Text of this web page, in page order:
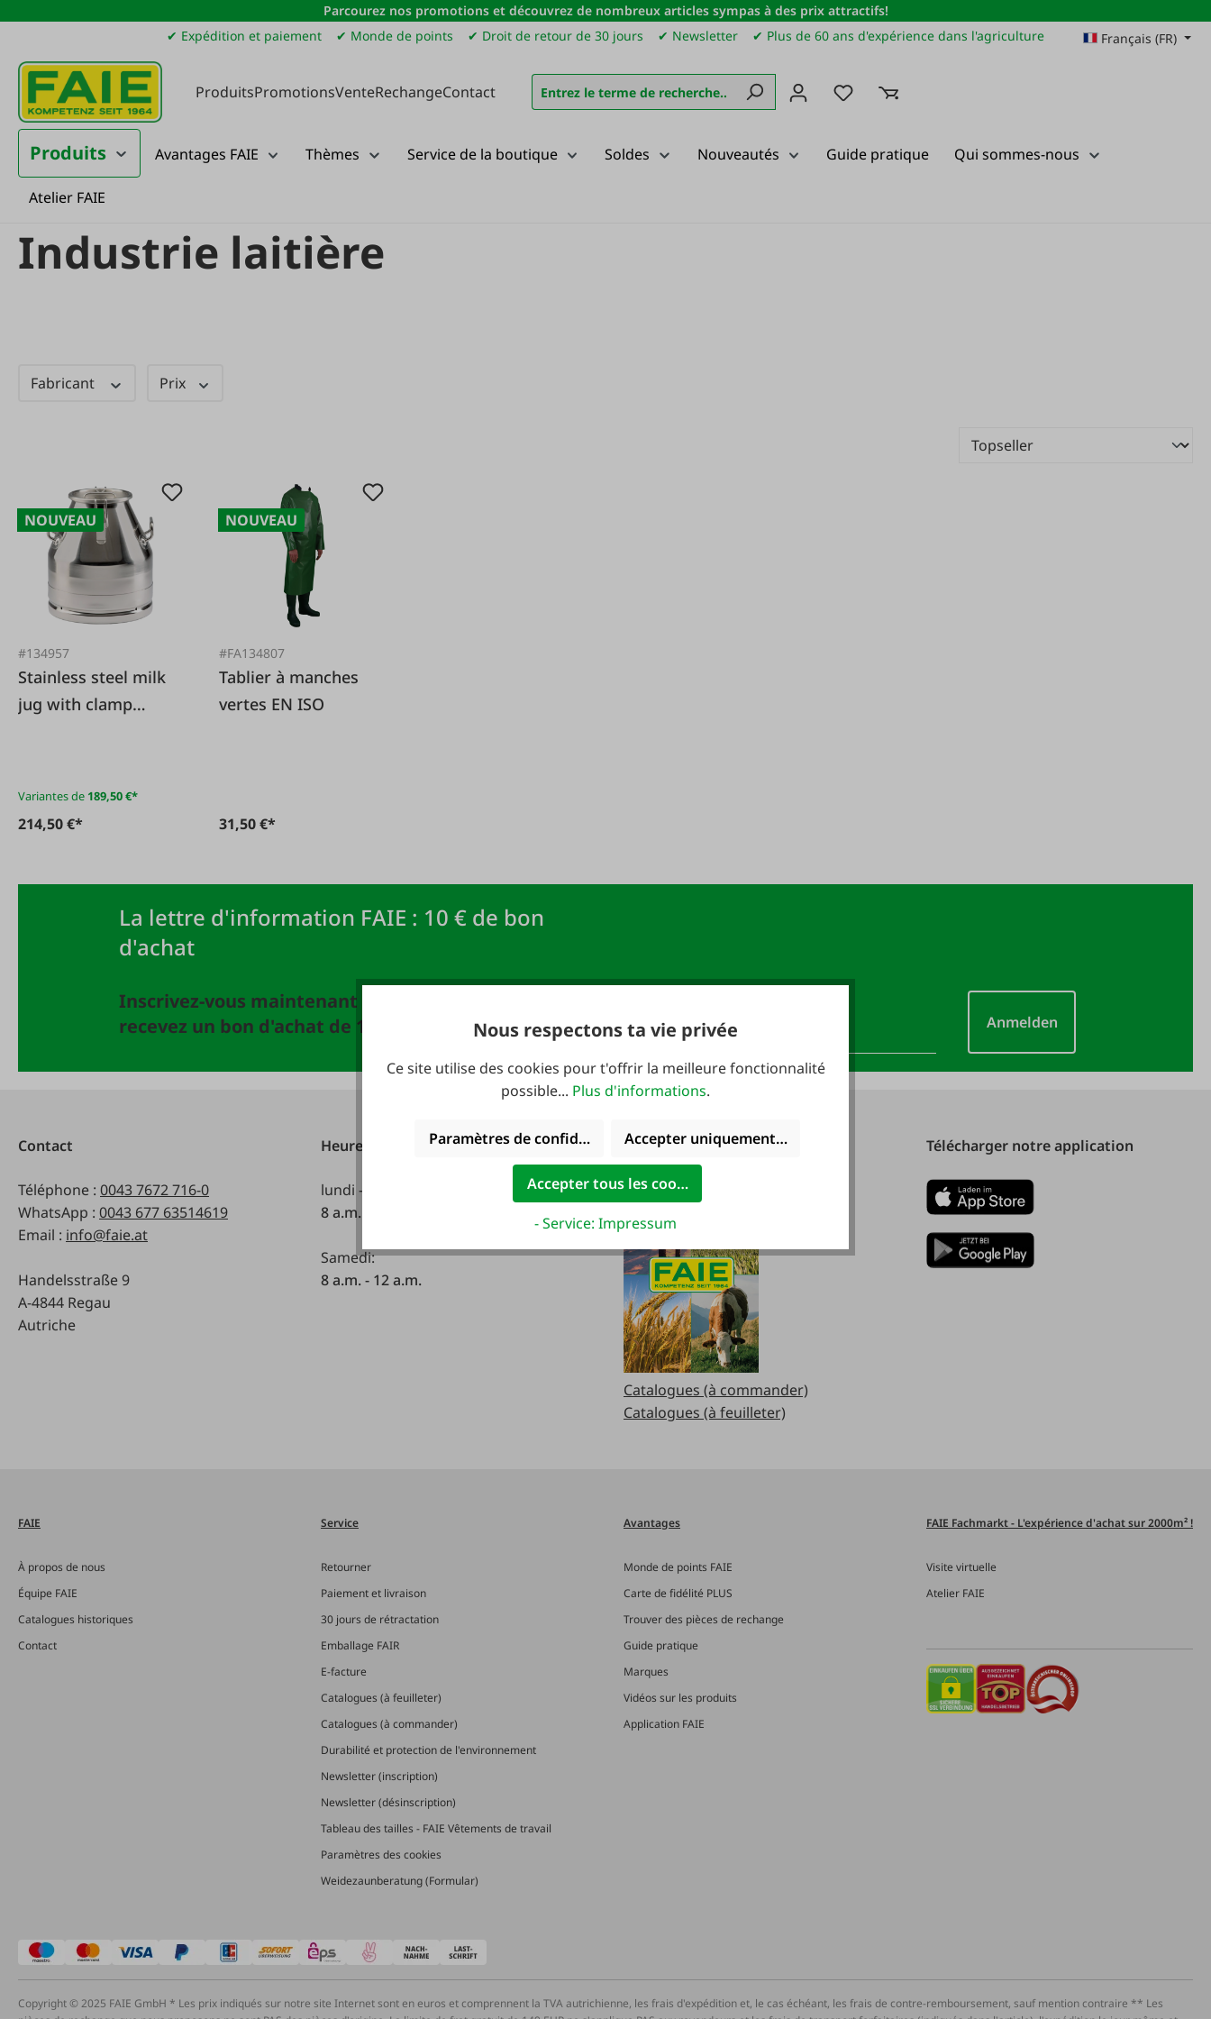
au contenu principal
Passer à la recherche
Passer à la navigation principale
Parcourez nos promotions et découvrez de nombreux articles sympas à des prix attractifs!
✔ Expédition et paiement
✔ Monde de points ✔ Droit de retour de 30 jours ✔ Newsletter ✔ Plus de 60 ans d'expérience dans l'agriculture Français (FR)
ProduitsPromotionsVenteRechangeContact Vous avez 0 articles dans votre liste de souhaits
Produits Avantages FAIE Thèmes Service de la boutique Soldes Nouveautés Guide pratique Qui sommes-nous
Atelier FAIE
Nouveautés Neue Produkte
Industrie laitière
Fabricant Prix
NOUVEAU
#134957
Stainless steel milk
jug with clamp
Variantes de 189,50 €*
214,50 €*
NOUVEAU
#FA134807
Tablier à manches
vertes EN ISO
31,50 €*
La lettre d'information FAIE : 10 € de bon
d'achat
Inscrivez-vous maintenant à la newsletter FAIE et
recevez un bon d'achat de 10 EUR !
Anmelden
Contact
Téléphone : 0043 7672 716-0
WhatsApp : 0043 677 63514619
Email : info@faie.at
Handelsstraße 9
A-4844 Regau
Autriche
Heures d'ouverture:
lundi - vendredi:
8 a.m. - 5 p.m
Samedi:
8 a.m. - 12 a.m.
Catalogues
Catalogues (à commander)
Catalogues (à feuilleter)
Télécharger notre application
FAIE
À propos de nous
Équipe FAIE
Catalogues historiques
Contact
Service
Retourner
Paiement et livraison
30 jours de rétractation
Emballage FAIR
E-facture
Catalogues (à feuilleter)
Catalogues (à commander)
Durabilité et protection de l'environnement
Newsletter (inscription)
Newsletter (désinscription)
Tableau des tailles - FAIE Vêtements de travail
Paramètres des cookies
Weidezaunberatung (Formular)
Avantages
Monde de points FAIE
Carte de fidélité PLUS
Trouver des pièces de rechange
Guide pratique
Marques
Vidéos sur les produits
Application FAIE
FAIE Fachmarkt - L'expérience d'achat sur 2000m² !
Visite virtuelle
Atelier FAIE
Copyright © 2025 FAIE GmbH * Les prix indiqués sur notre site Internet sont en euros et comprennent la TVA autrichienne, les frais d'expédition et, le cas échéant, les frais de contre-remboursement, sauf mention contraire ** Les
Nous respectons ta vie privée
Ce site utilise des cookies pour t'offrir la meilleure fonctionnalité
possible... Plus d'informations.
Paramètres de confidentialitéAccepter uniquement les cookies fonctionnels
Accepter tous les cookies
- Service: Impressum